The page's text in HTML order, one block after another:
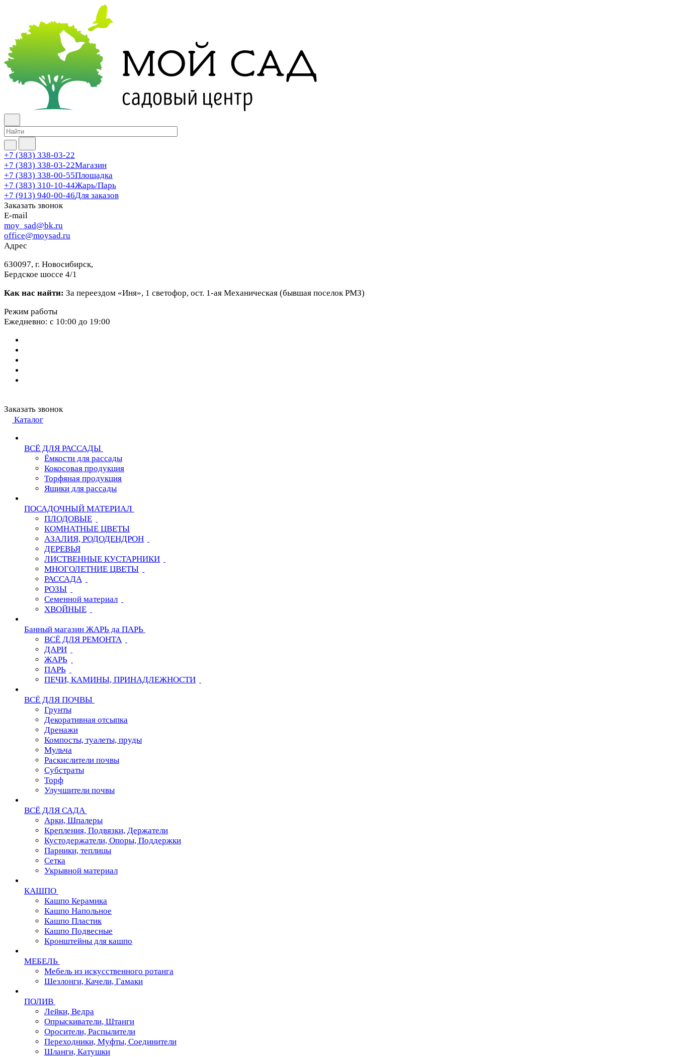
+7 (383) 338-03-22
+7 (383) 338-03-22Магазин
+7 (383) 338-00-55Площадка
+7 (383) 310-10-44Жарь/Парь
+7 (913) 940-00-46Для заказов
Заказать звонок
E-mail
moy_sad@bk.ru
office@moysad.ru
Адрес
630097, г. Новосибирск,
Бердское шоссе 4/1
Как нас найти: За переездом «Иня», 1 светофор, ост. 1-ая Механическая (бывшая поселок РМЗ)
Режим работы
Ежедневно: с 10:00 до 19:00
Заказать звонок
Каталог
ВСЁ ДЛЯ РАССАДЫ
Ёмкости для рассады
Кокосовая продукция
Торфяная продукция
Ящики для рассады
ПОСАДОЧНЫЙ МАТЕРИАЛ
ПЛОДОВЫЕ
КОМНАТНЫЕ ЦВЕТЫ
АЗАЛИЯ, РОДОДЕНДРОН
ДЕРЕВЬЯ
ЛИСТВЕННЫЕ КУСТАРНИКИ
МНОГОЛЕТНИЕ ЦВЕТЫ
РАССАДА
РОЗЫ
Семенной материал
ХВОЙНЫЕ
Банный магазин ЖАРЬ да ПАРЬ
ВСЁ ДЛЯ РЕМОНТА
ДАРИ
ЖАРЬ
ПАРЬ
ПЕЧИ, КАМИНЫ, ПРИНАДЛЕЖНОСТИ
ВСЁ ДЛЯ ПОЧВЫ
Грунты
Декоративная отсыпка
Дренажи
Компосты, туалеты, пруды
Мульча
Раскислители почвы
Субстраты
Торф
Улучшители почвы
ВСЁ ДЛЯ САДА
Арки, Шпалеры
Крепления, Подвязки, Держатели
Кустодержатели, Опоры, Поддержки
Парники, теплицы
Сетка
Укрывной материал
КАШПО
Кашпо Керамика
Кашпо Напольное
Кашпо Пластик
Кашпо Подвесные
Кронштейны для кашпо
МЕБЕЛЬ
Мебель из искусственного ротанга
Шезлонги, Качели, Гамаки
ПОЛИВ
Лейки, Ведра
Опрыскиватели, Штанги
Оросители, Распылители
Переходники, Муфты, Соединители
Шланги, Катушки